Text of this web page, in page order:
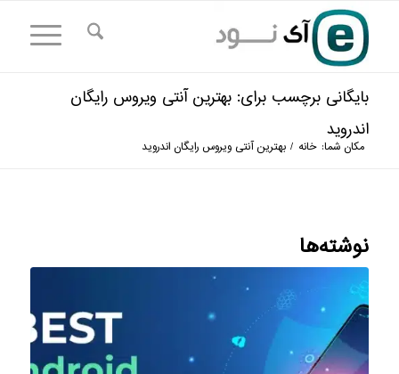
بایگانی برچسب برای: بهترین آنتی ویروس رایگان
اندروید
مکان شما: خانه / بهترین آنتی ویروس رایگان اندروید
نوشته‌ها